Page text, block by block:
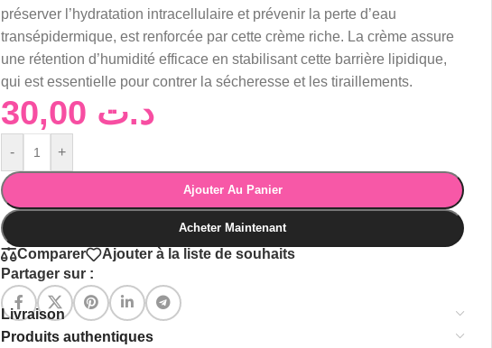
préserver l’hydratation intracellulaireet prévenir la perted’eau
transépidermique,est renforcée parcettecrème riche. Lacrèmeassure
une rétentiond’humiditéefficaceenstabilisantcette barrière lipidique,
quiestessentielle pourcontrer lasécheresseet lestiraillements.
د.ت
- +
Ajouter Au Panier
Acheter Maintenant
Comparer
Ajouter à la liste de souhaits
Partager sur :
Livraison
Produits authentiques